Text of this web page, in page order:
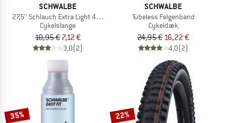
SCHWALBE
27,5'' Schlauch Extra Light 40/62-622/635 SV 19A
Cykelslange
10,95 € 7,12 €
3,0(2)
SCHWALBE
Tubeless Felgenband
Cykeldæk
24,95 € 16,22 €
4,0(2)
35% 22%